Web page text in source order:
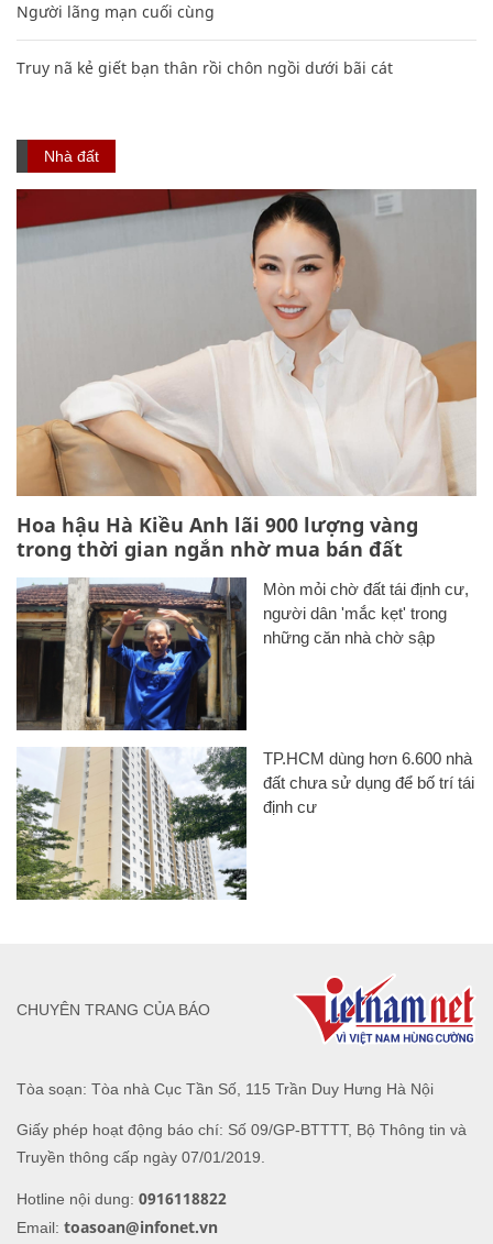
Người lãng mạn cuối cùng
Truy nã kẻ giết bạn thân rồi chôn ngồi dưới bãi cát
Nhà đất
Hoa hậu Hà Kiều Anh lãi 900 lượng vàng
trong thời gian ngắn nhờ mua bán đất
Mòn mỏi chờ đất tái định cư,
người dân 'mắc kẹt' trong
những căn nhà chờ sập
TP.HCM dùng hơn 6.600 nhà
đất chưa sử dụng để bố trí tái
định cư
Tòa soạn: Tòa nhà Cục Tần Số, 115 Trần Duy Hưng Hà Nội
Giấy phép hoạt động báo chí: Số 09/GP-BTTTT, Bộ Thông tin và
Truyền thông cấp ngày 07/01/2019.
Hotline nội dung: 0916118822
Email: toasoan@infonet.vn
CHUYÊN TRANG CỦA BÁO